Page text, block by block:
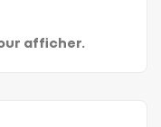
afficher.